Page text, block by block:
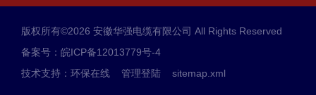
版权所有©2026 安徽华强电缆有限公司 All Rights Reserved
备案号：皖ICP备12013779号-4
技术支持： 环保在线 管理登陆 sitemap.xml